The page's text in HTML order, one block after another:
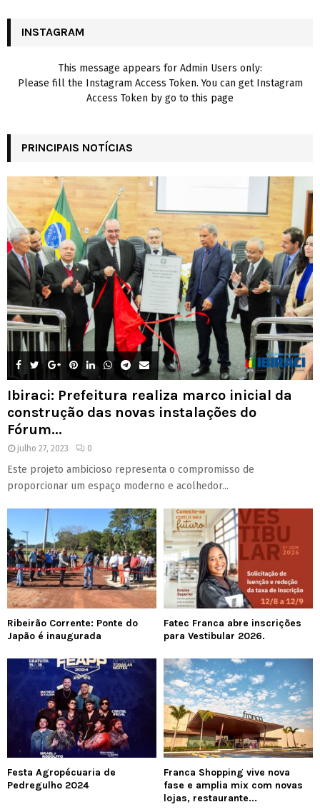
INSTAGRAM
This message appears for Admin Users only:
Please fill the Instagram Access Token. You can get Instagram
Access Token by go to this page
PRINCIPAIS NOTÍCIAS
Ibiraci: Prefeitura realiza marco inicial da
construção das novas instalações do
Fórum...
julho 27, 2023 0
Este projeto ambicioso representa o compromisso de
proporcionar um espaço moderno e acolhedor...
Ribeirão Corrente: Ponte do
Japão é inaugurada
Fatec Franca abre inscrições
para Vestibular 2026.
Festa Agropécuaria de
Pedregulho 2024
Franca Shopping vive nova
fase e amplia mix com novas
lojas, restaurante...